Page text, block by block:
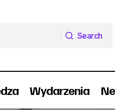
Search
Wydarzenia